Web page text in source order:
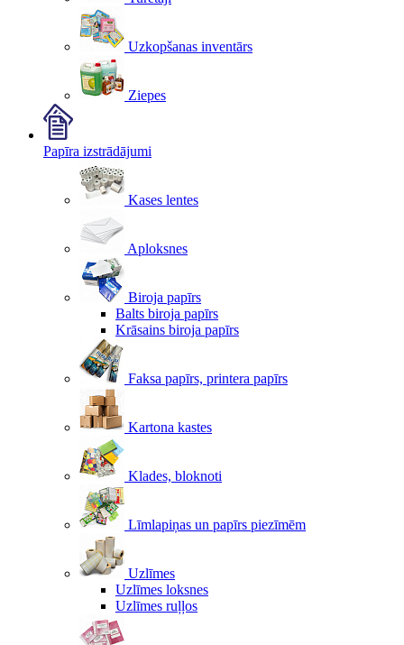
Uzkopšanas inventārs
Ziepes
Papīra izstrādājumi
Kases lentes
Aploksnes
Biroja papīrs
Balts biroja papīrs
Krāsains biroja papīrs
Faksa papīrs, printera papīrs
Kartona kastes
Klades, bloknoti
Līmlapiņas un papīrs piezīmēm
Uzlīmes
Uzlīmes loksnes
Uzlīmes ruļļos